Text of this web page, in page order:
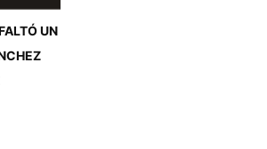
UN